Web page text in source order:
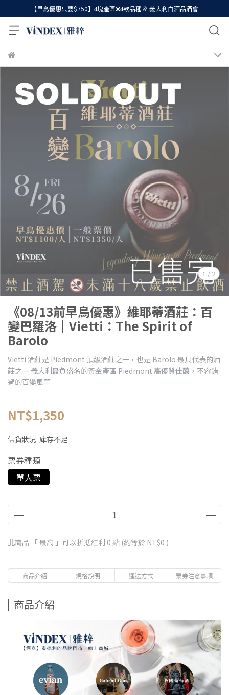
【早鳥優惠只要$750】𝟒塊產區❌𝟒款品種🥂 義大利白酒品酒會
1 / 2
《08/13前早鳥優惠》維耶蒂酒莊：百
變巴羅洛｜Vietti：The Spirit of
Barolo
Vietti 酒莊是 Piedmont 頂級酒莊之一，也是 Barolo 最具代表的酒
莊之一 義大利最負盛名的黃金產區 Piedmont 高優質佳釀，不容錯
過的百變風華
NT$1,350
供貨狀況: 庫存不足
票券種類
單人票
此商品 「 最高 」可以折抵紅利 0 點 (約等於 NT$0 )
商品介紹 規格說明 運送方式 票券注意事項
商品介紹